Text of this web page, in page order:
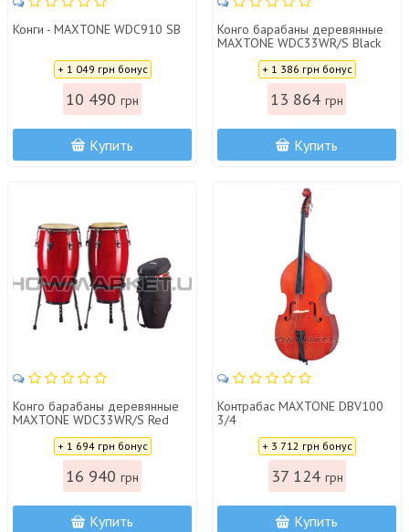
Конги - MAXTONE WDC910 SB
+ 1 049 грн бонус
10 490 грн
Купить
Конго барабаны деревянные
MAXTONE WDC33WR/S Black
+ 1 386 грн бонус
13 864 грн
Купить
Конго барабаны деревянные
MAXTONE WDC33WR/S Red
+ 1 694 грн бонус
16 940 грн
Купить
Контрабас MAXTONE DBV100
3/4
+ 3 712 грн бонус
37 124 грн
Купить